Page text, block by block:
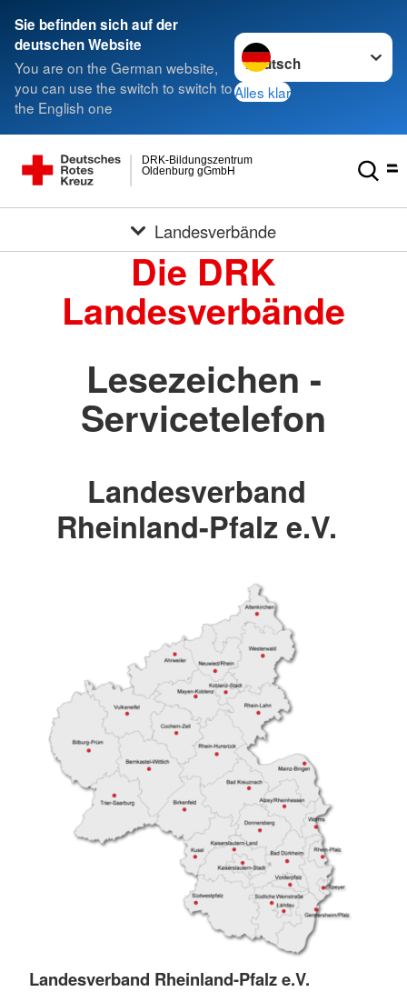
Sie befinden sich auf der
deutschen Website
You are on the German website,
you can use the switch to switch to
the English one
Sprache wechseln zu
Alles klar
Oldenburg gGmbH
DRK-Bildungszentrum
Landesverbände
Die DRK
Landesverbände
Lesezeichen -
Servicetelefon
Landesverband
Rheinland-Pfalz e.V.
Landesverband Rheinland-Pfalz e.V.